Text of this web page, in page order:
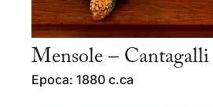
Mensole – Cantagalli
Epoca: 1880 c.ca